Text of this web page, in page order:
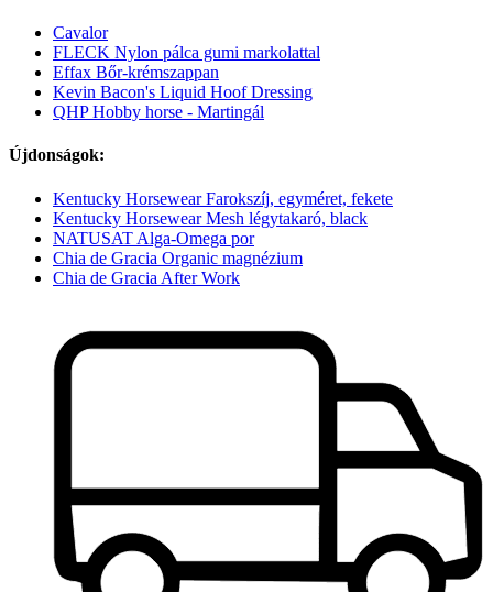
Cavalor
FLECK Nylon pálca gumi markolattal
Effax Bőr-krémszappan
Kevin Bacon's Liquid Hoof Dressing
QHP Hobby horse - Martingál
Újdonságok:
Kentucky Horsewear Farokszíj, egyméret, fekete
Kentucky Horsewear Mesh légytakaró, black
NATUSAT Alga-Omega por
Chia de Gracia Organic magnézium
Chia de Gracia After Work